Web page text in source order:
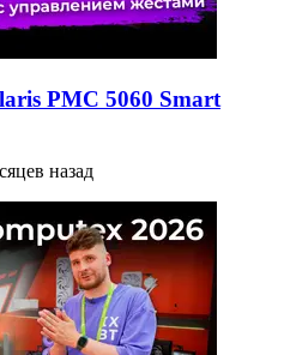
PMC 5060 Smart
назад